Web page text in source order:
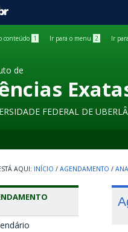
conteúdo 1 Ir para o menu 2 Ir
de
FEDERAL DE
INÍCIO / AGENDAMENTO /